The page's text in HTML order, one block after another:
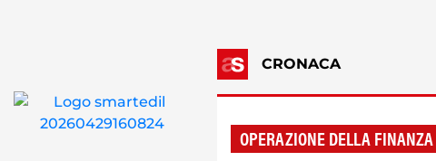
CRONACA
OPERAZIONE DELLA FINANZA